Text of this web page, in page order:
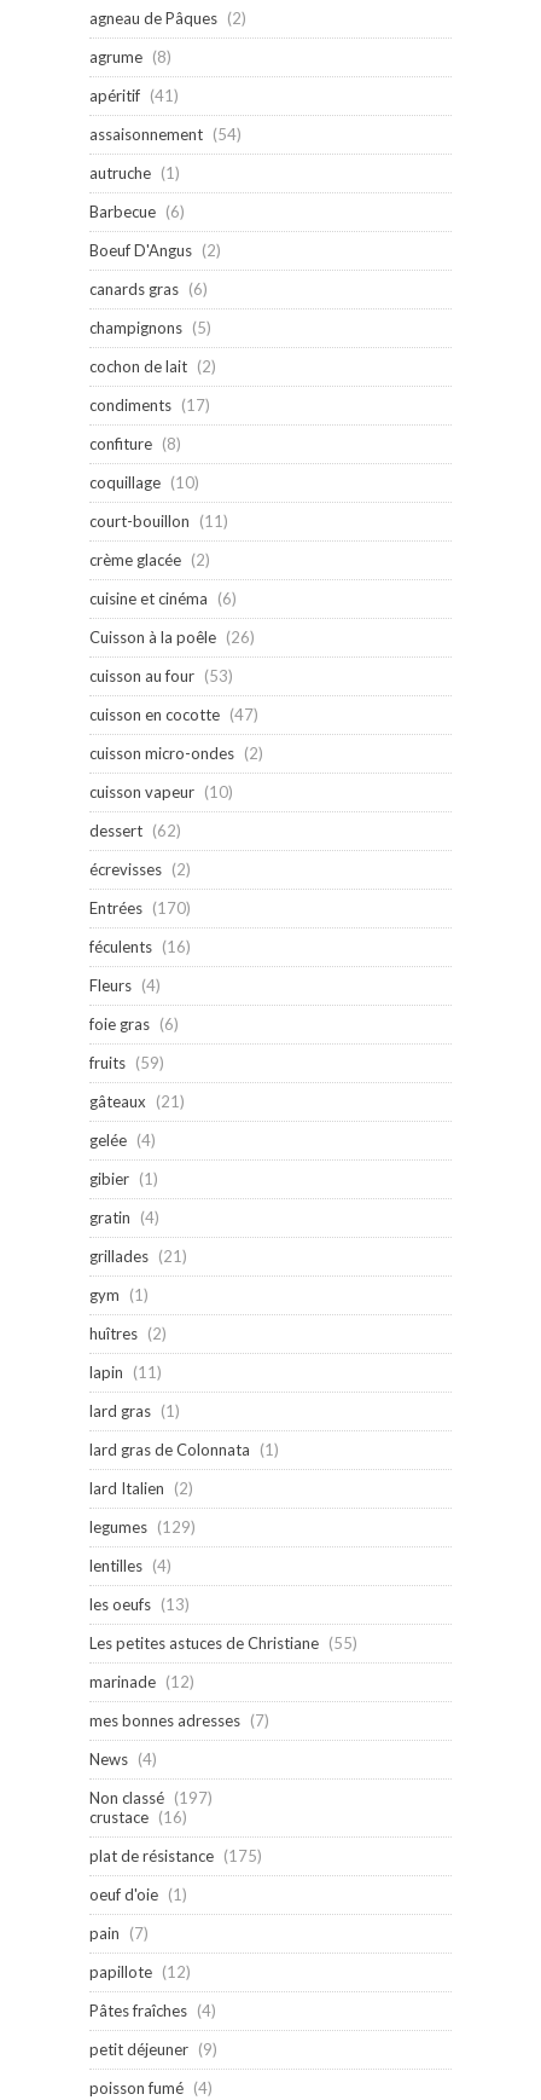
agneau de Pâques (2)
agrume (8)
apéritif (41)
assaisonnement (54)
autruche (1)
Barbecue (6)
Boeuf D'Angus (2)
canards gras (6)
champignons (5)
cochon de lait (2)
condiments (17)
confiture (8)
coquillage (10)
court-bouillon
(11)
crème glacée (2)
cuisine et cinéma
(6)
Cuisson à la poêle (26)
cuisson au four (53)
cuisson en cocotte (47)
cuisson micro-ondes (2)
cuisson vapeur (10)
dessert (62)
écrevisses (2)
Entrées (170)
féculents (16)
Fleurs (4)
foie gras (6)
fruits (59)
gâteaux
(21)
gelée (4)
gibier (1)
gratin
(4)
grillades (21)
gym
(1)
huîtres (2)
lapin
(11)
lard gras (1)
lard gras de Colonnata
(1)
lard Italien
(2)
legumes (129)
lentilles (4)
les oeufs (13)
Les petites astuces de Christiane (55)
marinade (12)
mes bonnes adresses (7)
News (4)
Non classé (197)
crustace (16)
plat de résistance (175)
oeuf d'oie (1)
pain
(7)
papillote (12)
Pâtes fraîches (4)
petit déjeuner (9)
poisson fumé (4)